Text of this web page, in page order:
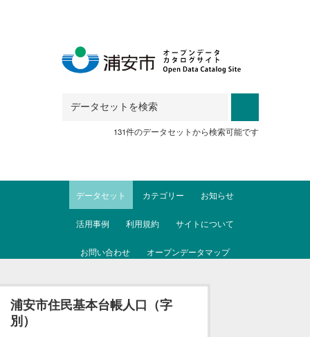
131件のデータセットから検索可能です
データセット カテゴリー お知らせ
活用事例 利用規約 サイトについて
お問い合わせ オープンデータマップ
浦安市住民基本台帳人口（字
別）